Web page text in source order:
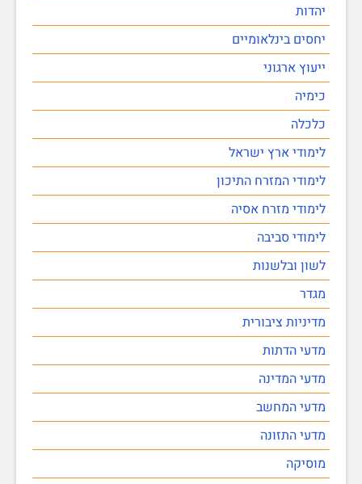
יהדות
יחסים בינלאומיים
ייעוץ ארגוני
כימיה
כלכלה
לימודי ארץ ישראל
לימודי המזרח התיכון
לימודי מזרח אסיה
לימודי סביבה
לשון ובלשנות
מגדר
מדיניות ציבורית
מדעי הדתות
מדעי המדינה
מדעי המחשב
מדעי התזונה
מוסיקה